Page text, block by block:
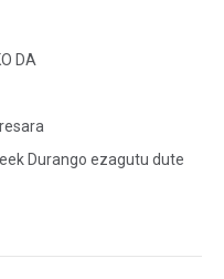
DA
Durango ezagutu dute